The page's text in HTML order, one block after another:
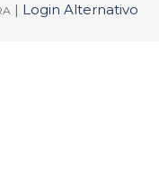
| Login Alternativo